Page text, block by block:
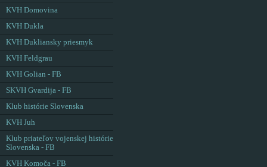
KVH Domovina
KVH Dukla
KVH Dukliansky priesmyk
KVH Feldgrau
KVH Golian - FB
SKVH Gvardija - FB
Klub histórie Slovenska
KVH Juh
Klub priateľov vojenskej histórie
Slovenska - FB
KVH Komoča - FB